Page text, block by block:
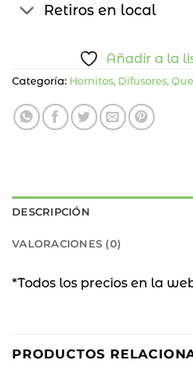
Retiros en local
Añadir a la
Categoría: Hornitos, Difusores,
DESCRIPCIÓN
VALORACIONES (0)
*Todos los precios en la
PRODUCTOS